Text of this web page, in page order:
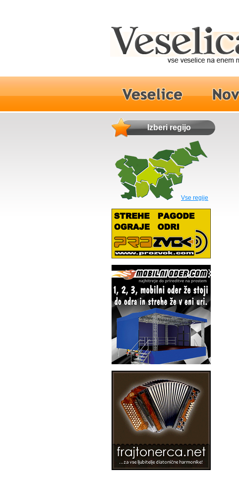
Izberi regijo
Vse regije